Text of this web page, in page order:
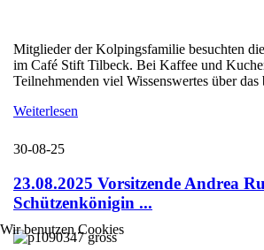
Mitglieder der Kolpingsfamilie besuchten
im Café Stift Tilbeck. Bei Kaffee und
Teilnehmenden viel Wissenswertes über
Weiterlesen
30-08-25
23.08.2025 Vorsitzende Andrea
Schützenkönigin ...
Wir benutzen Cookies